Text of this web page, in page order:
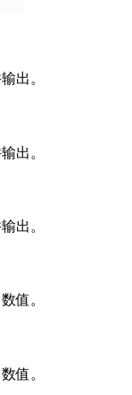
出。
出。
出。
值。
值。